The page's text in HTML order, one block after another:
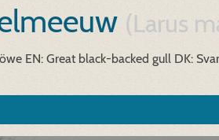
(Larus
EN: Great black-backed gull DK: